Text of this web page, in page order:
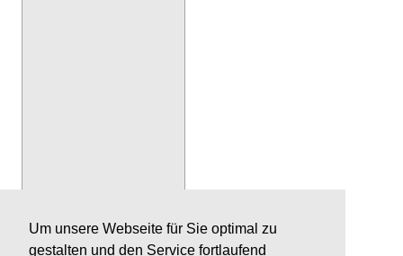
Um unsere Webseite für Sie optimal zu
gestalten und den Service fortlaufend